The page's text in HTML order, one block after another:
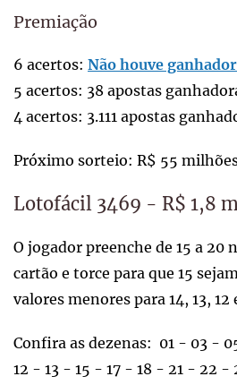
Premiação
6 acertos: Não houve
5 acertos: 38 apostas
4 acertos: 3.111 apostas
Próximo sorteio: R$ 55
Lotofácil 3469 - R$ 1,8
O jogador preenche de 15 a 20
cartão e torce para que 15
valores menores para 14, 13, 12
Confira as dezenas: 01 - 03 -
12 - 13 - 15 - 17 - 18 - 21 - 22 -